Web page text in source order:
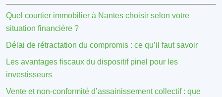
Quel courtier immobilier à Nantes choisir selon votre
situation financière ?
Délai de rétractation du compromis : ce qu’il faut savoir
Les avantages fiscaux du dispositif pinel pour les
investisseurs
Vente et non-conformité d’assainissement collectif : que